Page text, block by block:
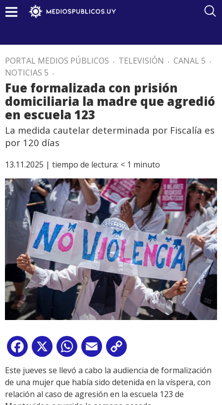
PORTAL MEDIOS PÚBLICOS . TELEVISIÓN . CANAL 5 .
NOTICIAS 5 .
Fue formalizada con prisión
domiciliaria la madre que agredió
en escuela 123
La medida cautelar determinada por Fiscalía es
por 120 días
13.11.2025 | tiempo de lectura: < 1 minuto
Facebook
X WhatsApp
Email
Link
Este jueves se llevó a cabo la audiencia de formalización
de una mujer que había sido detenida en la víspera, con
relación al caso de agresión en la escuela 123 de